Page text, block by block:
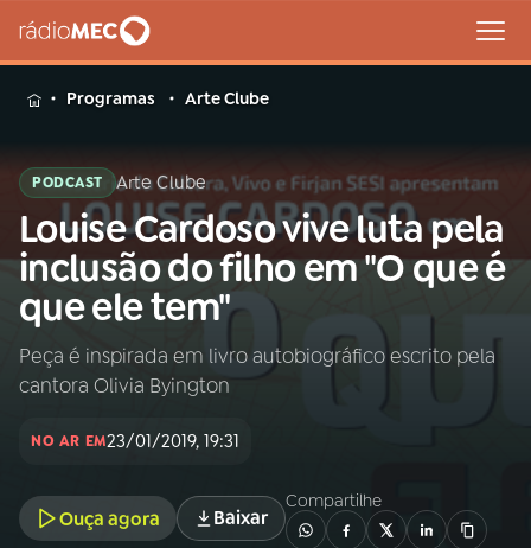
MENU
Buscar
na
Rádio
MEC
Buscar
Início AO VIVO
INÍCIO
A RÁDIO
Programas Arte Clube
PODCAST Arte Clube
Louise Cardoso vive luta pela
inclusão do filho em "O que é
que ele tem"
Peça é inspirada em livro autobiográfico escrito pela
cantora Olivia Byington
NO AR EM23/01/2019, 19:31
Ouça agora Baixar
Compartilhe